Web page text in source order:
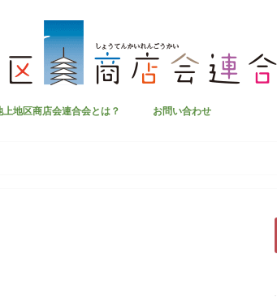
上地区商店会連合会とは？ お問い合わせ